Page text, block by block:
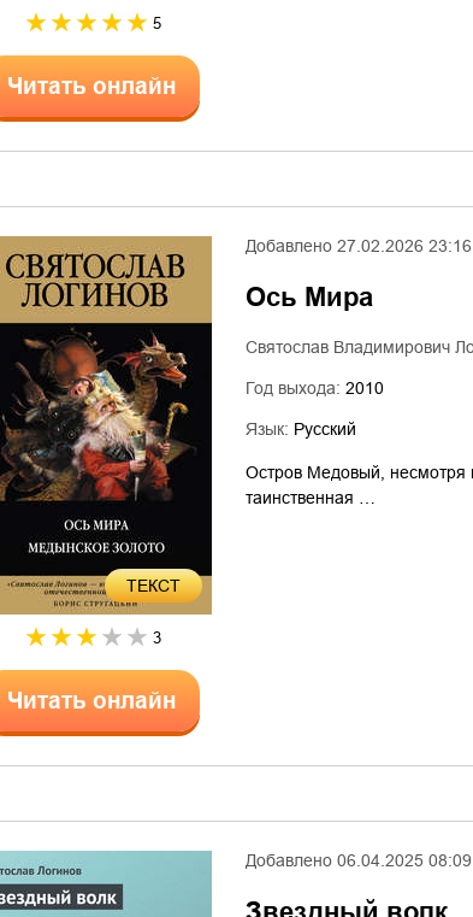
5
Читать онлайн
ТЕКСТ
3
Читать онлайн
Добавлено 27.02.2026 23:16
Ось Мира
Святослав Владимирович
Год выхода: 2010
Язык: Русский
Остров Медовый, несмотря
таинственная …
Добавлено 06.04.2025 08:09